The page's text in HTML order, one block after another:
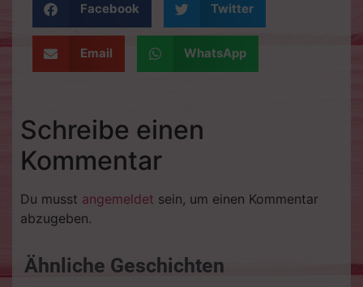
Facebook Twitter
Email WhatsApp
Schreibe einen
Kommentar
Du musst angemeldet sein, um einen Kommentar
abzugeben.
Ähnliche Geschichten